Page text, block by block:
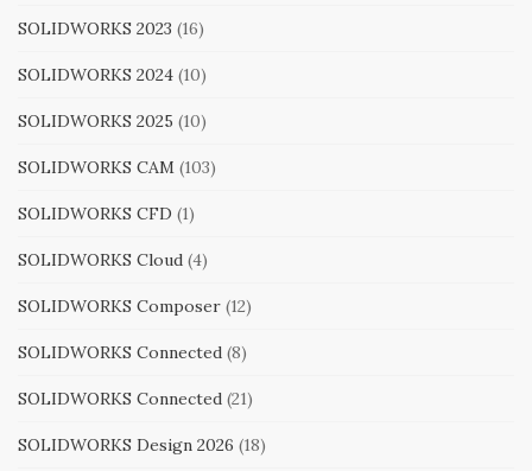
SOLIDWORKS 2023 (16)
SOLIDWORKS 2024 (10)
SOLIDWORKS 2025 (10)
SOLIDWORKS CAM (103)
SOLIDWORKS CFD (1)
SOLIDWORKS Cloud (4)
SOLIDWORKS Composer (12)
SOLIDWORKS Connected (8)
SOLIDWORKS Connected (21)
SOLIDWORKS Design 2026 (18)